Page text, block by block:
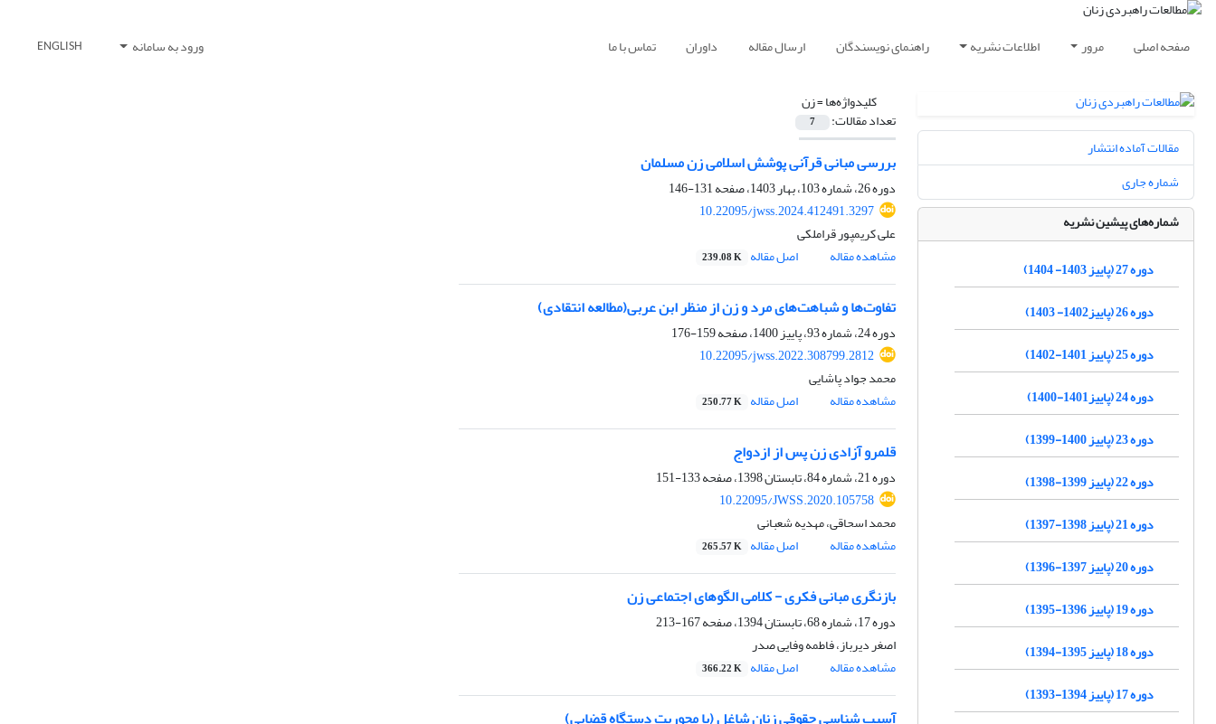
صفحه اصلی مرور اطلاعات نشریه راهنمای نویسندگان ارسال مقاله داوران تماس با ما ورود به سامانه ENGLISH
کلیدواژه‌ها =زن
تعداد مقالات: 7
بررسی مبانی قرآنی پوشش اسلامی زن مسلمان
دوره 26، شماره 103، بهار 1403، صفحه
131-146
10.22095/jwss.2024.412491.3297
علی کریمپور قراملکی
مشاهده مقاله
اصل مقاله 239.08 K
تفاوت‌ها و شباهت‌های مرد و زن از منظر ابن عربی(مطالعه انتقادی)
دوره 24، شماره 93، پاییز 1400، صفحه
159-176
10.22095/jwss.2022.308799.2812
محمد جواد پاشایی
مشاهده مقاله
اصل مقاله 250.77 K
قلمرو آزادی زن پس از ازدواج
دوره 21، شماره 84، تابستان 1398، صفحه
133-151
10.22095/JWSS.2020.105758
محمد اسحاقی، مهدیه شعبانی
مشاهده مقاله
اصل مقاله 265.57 K
بازنگری مبانی فکری - کلامی الگوهای اجتماعی زن
دوره 17، شماره 68، تابستان 1394، صفحه
167-213
اصغر دیرباز، فاطمه وفایی صدر
مشاهده مقاله
اصل مقاله 366.22 K
مقالات آماده انتشار
شماره جاری
شماره‌های پیشین نشریه
دوره 27 (پاییز 1403- 1404)
دوره 26 (پاییز1402- 1403)
دوره 25 (پاییز 1401-1402)
دوره 24 (پاییز1401-1400)
دوره 23 (پاییز 1400-1399)
دوره 22 (پاییز 1399-1398)
دوره 21 (پاییز 1398-1397)
دوره 20 (پاییز 1397-1396)
دوره 19 (پاییز 1396-1395)
دوره 18 (پاییز 1395-1394)
دوره 17 (پاییز 1394-1393)